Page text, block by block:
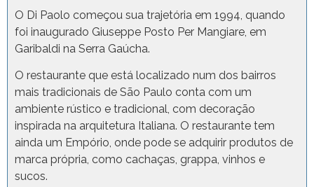
O Di Paolo começou sua trajetória em 1994, quando
foi inaugurado Giuseppe Posto Per Mangiare, em
Garibaldi na Serra Gaúcha.
O restaurante que está localizado num dos bairros
mais tradicionais de São Paulo conta com um
ambiente rústico e tradicional, com decoração
inspirada na arquitetura Italiana. O restaurante tem
ainda um Empório, onde pode se adquirir produtos de
marca própria, como cachaças, grappa, vinhos e
sucos.